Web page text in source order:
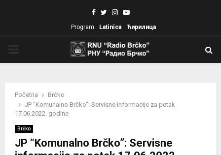
Facebook
TwitterInstagram
Youtube
Program Latinica Ћирилица
Početna
Brčko
JP “Komunalno Brčko”: Servisne informacije za petak
17.06.2022. godine
Brčko
JP “Komunalno Brčko”: Servisne